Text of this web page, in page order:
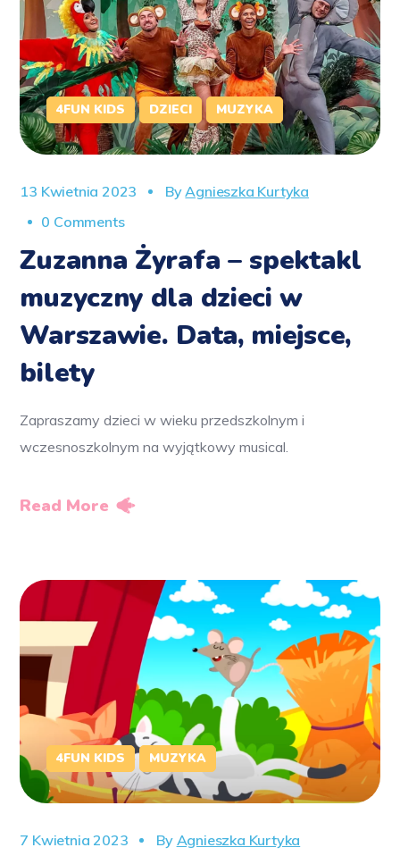
4FUN KIDS DZIECI MUZYKA
13 Kwietnia 2023 ByAgnieszka Kurtyka
0 Comments
Zuzanna Żyrafa – spektakl
muzyczny dla dzieci w
Warszawie. Data, miejsce,
bilety
Zapraszamy dzieci w wieku przedszkolnym i
wczesnoszkolnym na wyjątkowy musical.
Read More
4FUN KIDS MUZYKA
7 Kwietnia 2023 By Agnieszka Kurtyka